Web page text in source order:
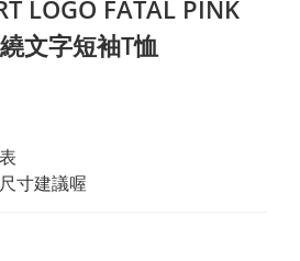
LOGO FATAL PINK
文字短袖T恤
寸建議喔